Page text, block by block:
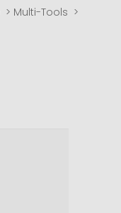
Multi-Tools